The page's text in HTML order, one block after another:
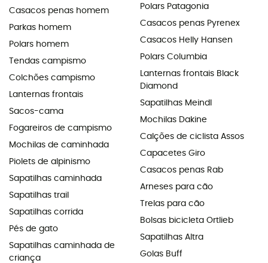
Casacos penas homem
Parkas homem
Polars homem
Tendas campismo
Colchões campismo
Lanternas frontais
Sacos-cama
Fogareiros de campismo
Mochilas de caminhada
Piolets de alpinismo
Sapatilhas caminhada
Sapatilhas trail
Sapatilhas corrida
Pés de gato
Sapatilhas caminhada de
criança
Polars Patagonia
Casacos penas Pyrenex
Casacos Helly Hansen
Polars Columbia
Lanternas frontais Black
Diamond
Sapatilhas Meindl
Mochilas Dakine
Calções de ciclista Assos
Capacetes Giro
Casacos penas Rab
Arneses para cão
Trelas para cão
Bolsas bicicleta Ortlieb
Sapatilhas Altra
Golas Buff